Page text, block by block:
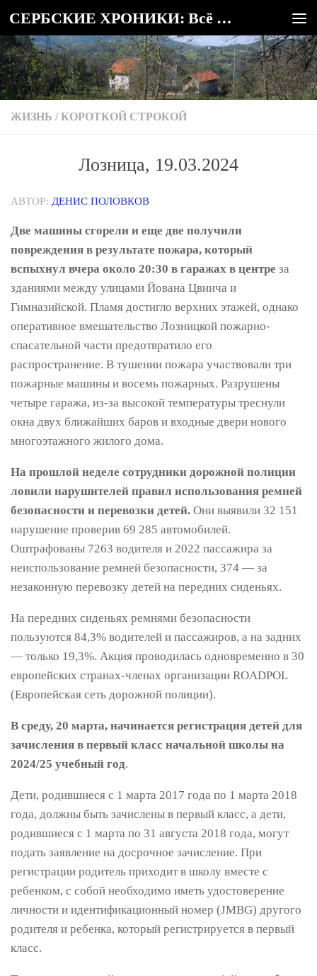
Под записью СЕРБСКИЕ ХРОНИКИ: Всё о Сербии
ЖИЗНЬ / КОРОТКОЙ СТРОКОЙ
Лозница, 19.03.2024
АВТОР: ДЕНИС ПОЛОВКОВ
Две машины сгорели и еще две получили
повреждения в результате пожара, который
вспыхнул вчера около 20:30 в гаражах в центре за
зданиями между улицами Йована Цвиича и
Гимназийской. Пламя достигло верхних этажей, однако
оперативное вмешательство Лозницкой пожарно-
спасательной части предотвратило его
распространение. В тушении пожара участвовали три
пожарные машины и восемь пожарных. Разрушены
четыре гаража, из-за высокой температуры треснули
окна двух ближайших баров и входные двери нового
многоэтажного жилого дома.
На прошлой неделе сотрудники дорожной полиции
ловили нарушителей правил использования ремней
безопасности и перевозки детей. Они выявили 32 151
нарушение проверив 69 285 автомобилей.
Оштрафованы 7263 водителя и 2022 пассажира за
неиспользование ремней безопасности, 374 — за
незаконную перевозку детей на передних сиденьях.
На передних сиденьях ремнями безопасности
пользуются 84,3% водителей и пассажиров, а на задних
— только 19,3%. Акция проводилась одновременно в 30
европейских странах-членах организации ROADPOL
(Европейская сеть дорожной полиции).
В среду, 20 марта, начинается регистрация детей для
зачисления в первый класс начальной школы на
2024/25 учебный год.
Дети, родившиеся с 1 марта 2017 года по 1 марта 2018
года, должны быть зачислены в первый класс, а дети,
родившиеся с 1 марта по 31 августа 2018 года, могут
подать заявление на досрочное зачисление. При
регистрации родитель приходит в школу вместе с
ребенком, с собой необходимо иметь удостоверение
личности и идентификационный номер (JMBG) другого
родителя и ребенка, который регистрируется в первый
класс.